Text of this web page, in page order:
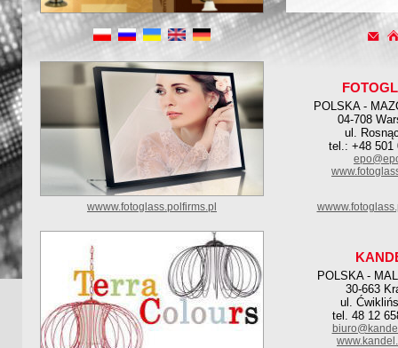
POLSKA -
04-708
ul.
tel.: +48 501
wwww.fotoglass.polfirms.pl
POLSKA -
30-663
ul.
tel. 48 12